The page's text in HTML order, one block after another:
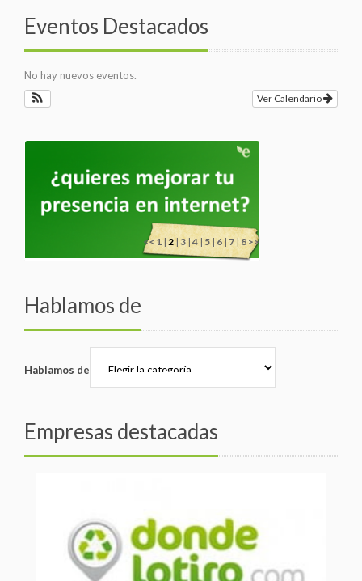
Eventos Destacados
No hay nuevos eventos.
Ver Calendario
<<1| 2| 3|4|5|6| 7|8>>
Hablamos de
Hablamos de
Empresas destacadas